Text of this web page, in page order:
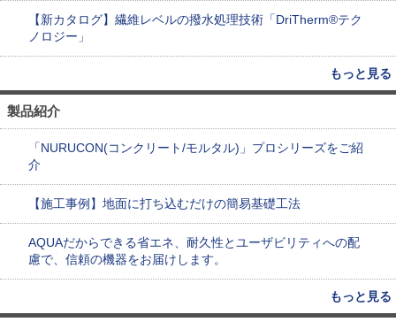
【新カタログ】繊維レベルの撥水処理技術「DriTherm®テク
ノロジー」
もっと見る
製品紹介
「NURUCON(コンクリート/モルタル)」プロシリーズをご紹
介
【施工事例】地面に打ち込むだけの簡易基礎工法
AQUAだからできる省エネ、耐久性とユーザビリティへの配
慮で、信頼の機器をお届けします。
もっと見る